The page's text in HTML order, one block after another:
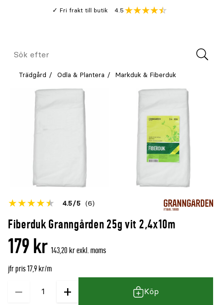
Fri frakt till butik
Genomsnitt
4.5
Meny
Sök
Trädgård Odla & Plantera Markduk & Fiberduk
Fiberduk Granngården 25g vit 2,4x10m
Betyget
denna
4.5 5 (6)
Öppna
179 kr 143,20 kr exkl. moms
jfr pris 17,9 kr/m
−
Kvantitet + Köp